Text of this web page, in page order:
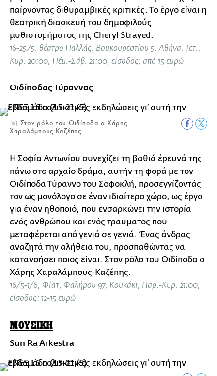
παίρνοντας διθυραμβικές κριτικές. Το έργο είναι η
θεατρική διασκευή του δημοφιλούς
μυθιστορήματος της Cheryl Strayed.
16-25/5, θέατρο Παλλάς, Βουκουρεστίου 5, Αθήνα, Τετ.,
Κυρ. 20:00, Πέμ.-Σάβ. 21:00, είσοδος: από 15 ευρώ
Οιδίποδας Τύραννος
Στον ρόλο του Οιδίποδα ο Χάρης
Χαραλάμπους-Καζέπης.
Η Σοφία Αντωνίου συνεχίζει τη βαθιά έρευνά της
πάνω στο αρχαίο δράμα, αυτήν τη φορά με τον
Οιδίποδα Τύραννο του Σοφοκλή, προσεγγίζοντάς
τον ως μονόλογο σε έναν ιδιαίτερο χώρο, ως έργο
για έναν ηθοποιό, που ενσαρκώνει την ιστορία
ενός ανθρώπου και ενός τραύματος που
μεταφέρεται από γενιά σε γενιά. Ένας άνδρας
αναζητά την αλήθεια του, προσπαθώντας να
κατανοήσει ποιος είναι. Στον ρόλο του Οιδίποδα ο
Χάρης Χαραλάμπους-Καζέπης.
16/5-1/6, Φίατ, Φαλήρου 97, Κουκάκι, Παρ.-Κυρ. 21:00,
είσοδος: 12-15 ευρώ
ΜΟΥΣΙΚΗ
Sun Ra Arkestra